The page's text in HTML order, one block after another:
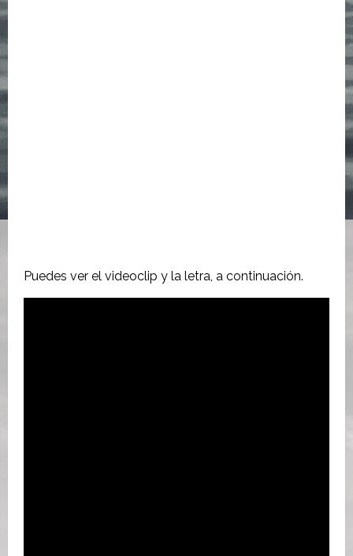
Puedes ver el videoclip y la letra, a continuación.